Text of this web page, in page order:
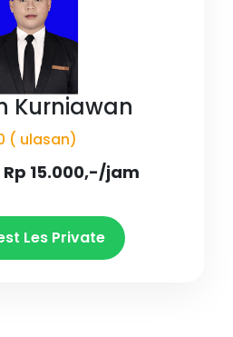
Kurniawan
( ulasan)
Rp 15.000,-/jam
Les Private